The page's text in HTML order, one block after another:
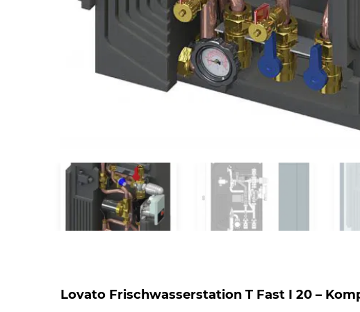
Lovato Frischwasserstation T Fast I 20 –